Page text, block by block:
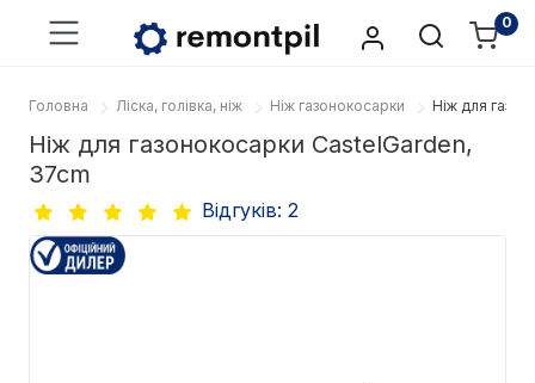
0
Головна Ліска, голівка, ніж Ніж газонокосарки Ніж для
Ніж для газонокосарки CastelGarden,
37cm
Відгуків: 2